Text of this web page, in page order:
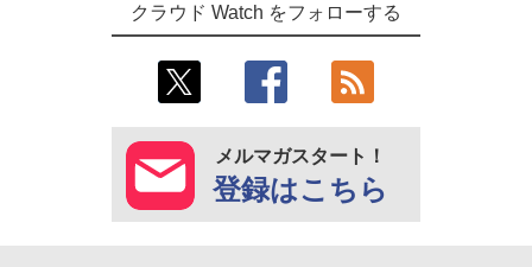
クラウド Watch をフォローする
メルマガスタート！
登録はこちら